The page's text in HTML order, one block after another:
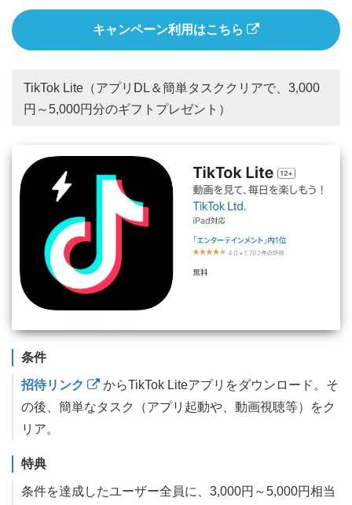
キャンペーン利用はこちら
TikTok Lite（アプリDL＆簡単タスククリアで、3,000
円～5,000円分のギフトプレゼント）
条件
招待リンク
からTikTok Liteアプリをダウンロード。そ
の後、簡単なタスク（アプリ起動や、動画視聴等）をク
リア。
特典
条件を達成したユーザー全員に、3,000円～5,000円相当